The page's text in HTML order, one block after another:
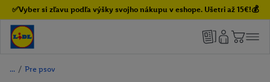
✅Vyber si zľavu podľa výšky svojho nákupu v eshope. Ušetri až 15€!💰
/ Pre psov